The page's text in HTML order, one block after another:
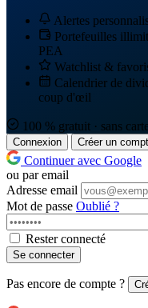
Alertes
Portefeuilles
PEA
Watchlist &
Calendrier de
coup d'œil
100 % gratuit · sans
Connexion Créer un
Continuer avec Google
ou par email
Adresse email
Mot de passe Oublié ?
Rester connecté
Se connecter
Pas encore de compte ?